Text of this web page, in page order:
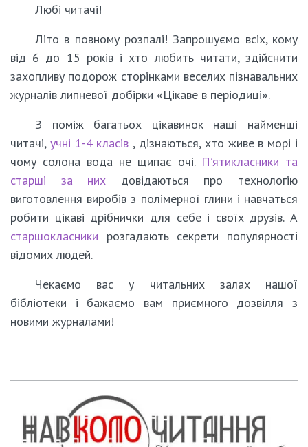
Любі читачі!
Літо в повному розпалі! Запрошуємо всіх, кому
від 6 до 15 років і хто любить читати, здійснити
захопливу подорож сторінками веселих пізнавальних
журналів липневої добірки «Цікаве в періодиці».
З поміж багатьох цікавинок наші найменші
читачі, учні 1-4 класів , дізнаються, хто живе в морі і
чому солона вода не щипає очі. П’ятикласники та
старші за них довідаються про технологію
виготовлення виробів з полімерної глини і навчаться
робити цікаві дрібнички для себе і своїх друзів. А
старшокласники розгадають секрети популярності
відомих людей.
Чекаємо вас у читальних залах нашої
бібліотеки і бажаємо вам приємного дозвілля з
новими журналами!